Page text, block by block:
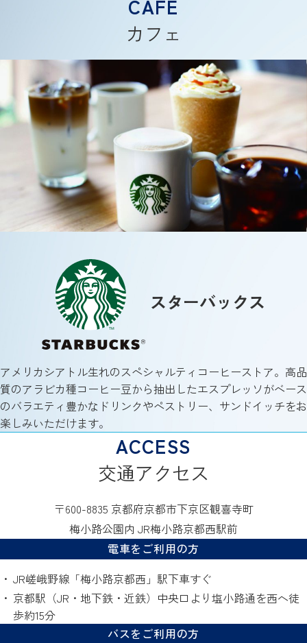
カフェ
スターバックス
アメリカシアトル生れのスペシャルティコーヒーストア。高品
質のアラビカ種コーヒー豆から抽出したエスプレッソがベース
のバラエティ豊かなドリンクやペストリー、サンドイッチをお
楽しみいただけます。
交通アクセス
〒600-8835 京都府京都市下京区観喜寺町
梅小路公園内 JR梅小路京都西駅前
電車をご利用の方
JR嵯峨野線「梅小路京都西」駅下車すぐ
京都駅（JR・地下鉄・近鉄）中央口より塩小路通を西へ徒
歩約15分
バスをご利用の方